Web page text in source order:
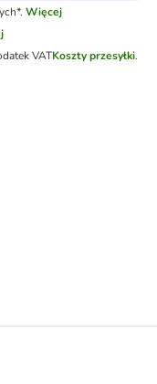
Więcej
VATKoszty przesyłki.